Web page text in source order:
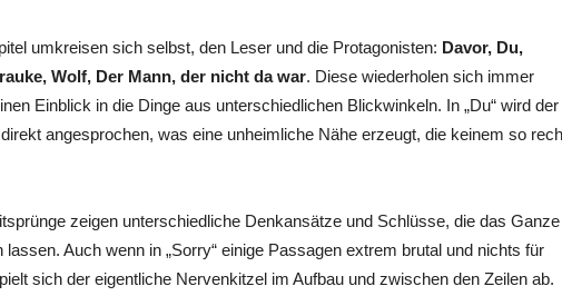
umkreisen sich selbst, den Leser und die Protagonisten: Davor, Du,
Wolf, Der Mann, der nicht da war. Diese wiederholen sich immer
Einblick in die Dinge aus unterschiedlichen Blickwinkeln. In „Du“ wird der
angesprochen, was eine unheimliche Nähe erzeugt, die keinem so
zeigen unterschiedliche Denkansätze und Schlüsse, die das Ganze
Auch wenn in „Sorry“ einige Passagen extrem brutal und nichts für
sich der eigentliche Nervenkitzel im Aufbau und zwischen den Zeilen ab.